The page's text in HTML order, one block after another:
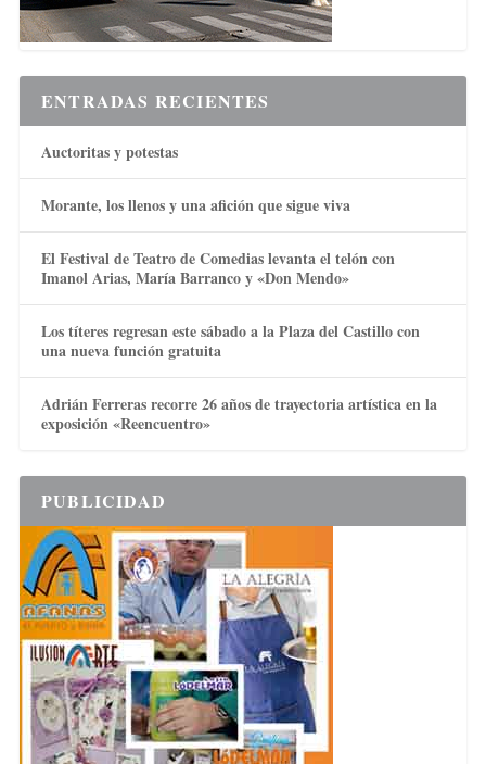
ENTRADAS RECIENTES
Auctoritas y potestas
Morante, los llenos y una afición que sigue viva
El Festival de Teatro de Comedias levanta el telón con
Imanol Arias, María Barranco y «Don Mendo»
Los títeres regresan este sábado a la Plaza del Castillo con
una nueva función gratuita
Adrián Ferreras recorre 26 años de trayectoria artística en la
exposición «Reencuentro»
PUBLICIDAD